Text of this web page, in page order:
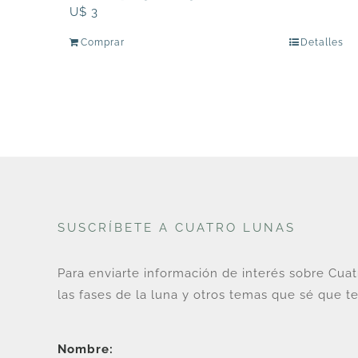
U$ 3
Comprar Detalles
SUSCRÍBETE A CUATRO LUNAS
Para enviarte información de interés sobre
las fases de la luna y otros temas que sé que
Nombre: